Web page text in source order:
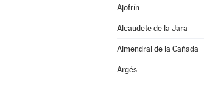
Ajofrín
Alcaudete de la Jara
Almendral de la Cañada
Argés